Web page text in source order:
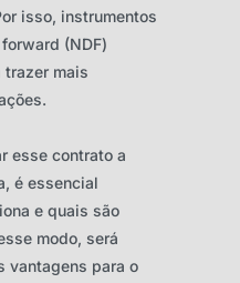
isso, instrumentos
(NDF)
trazer mais
esse contrato a
é essencial
e quais são
modo, será
vantagens para o